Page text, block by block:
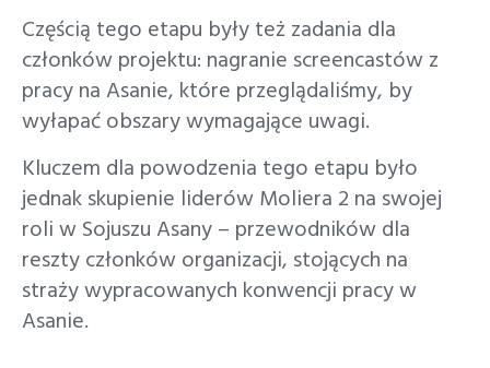
Częścią tego etapu były też zadania dla
członków projektu: nagranie screencastów z
pracy na Asanie, które przeglądaliśmy, by
wyłapać obszary wymagające uwagi.
Kluczem dla powodzenia tego etapu było
jednak skupienie liderów Moliera 2 na swojej
roli w Sojuszu Asany – przewodników dla
reszty członków organizacji, stojących na
straży wypracowanych konwencji pracy w
Asanie.